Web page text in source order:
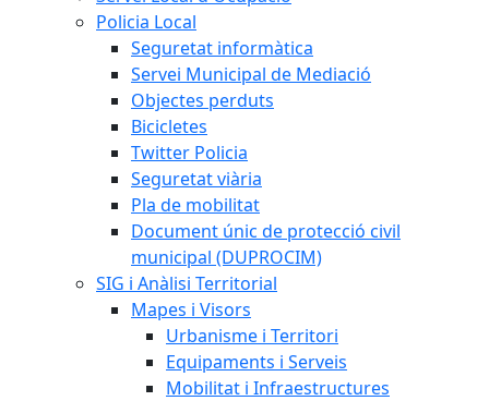
Policia Local
Seguretat informàtica
Servei Municipal de Mediació
Objectes perduts
Bicicletes
Twitter Policia
Seguretat viària
Pla de mobilitat
Document únic de protecció civil
municipal (DUPROCIM)
SIG i Anàlisi Territorial
Mapes i Visors
Urbanisme i Territori
Equipaments i Serveis
Mobilitat i Infraestructures